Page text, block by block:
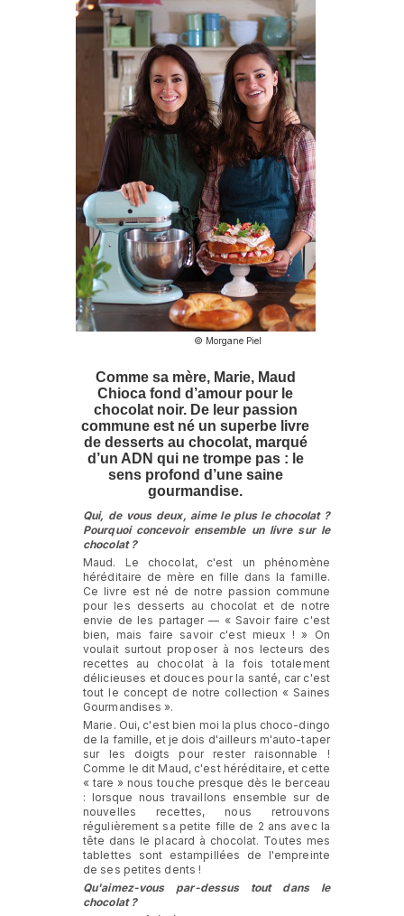
© Morgane Piel
Comme sa mère, Marie, Maud
Chioca fond d’amour pour le
chocolat noir. De leur passion
commune est né un superbe livre
de desserts au chocolat, marqué
d’un ADN qui ne trompe pas : le
sens profond d’une saine
gourmandise.
Qui, de vous deux, aime le plus le chocolat ?
Pourquoi concevoir ensemble un livre sur le
chocolat ?
Maud. Le chocolat, c'est un phénomène
héréditaire de mère en fille dans la famille.
Ce livre est né de notre passion commune
pour les desserts au chocolat et de notre
envie de les partager — « Savoir faire c'est
bien, mais faire savoir c'est mieux ! » On
voulait surtout proposer à nos lecteurs des
recettes au chocolat à la fois totalement
délicieuses et douces pour la santé, car c'est
tout le concept de notre collection « Saines
Gourmandises ».
Marie. Oui, c'est bien moi la plus choco-dingo
de la famille, et je dois d'ailleurs m'auto-taper
sur les doigts pour rester raisonnable !
Comme le dit Maud, c'est héréditaire, et cette
« tare » nous touche presque dès le berceau
: lorsque nous travaillons ensemble sur de
nouvelles recettes, nous retrouvons
régulièrement sa petite fille de 2 ans avec la
tête dans le placard à chocolat. Toutes mes
tablettes sont estampillées de l'empreinte
de ses petites dents !
Qu'aimez-vous par-dessus tout dans le
chocolat ?